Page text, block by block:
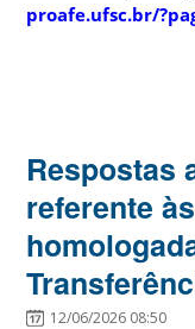
proafe.ufsc.br/
Respostas
referente
12/06/2026 08:50